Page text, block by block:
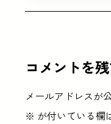
コメントを
メールアドレスが
※ が付いている欄